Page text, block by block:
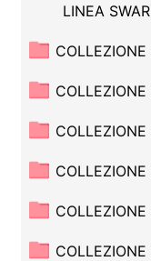
LINEA